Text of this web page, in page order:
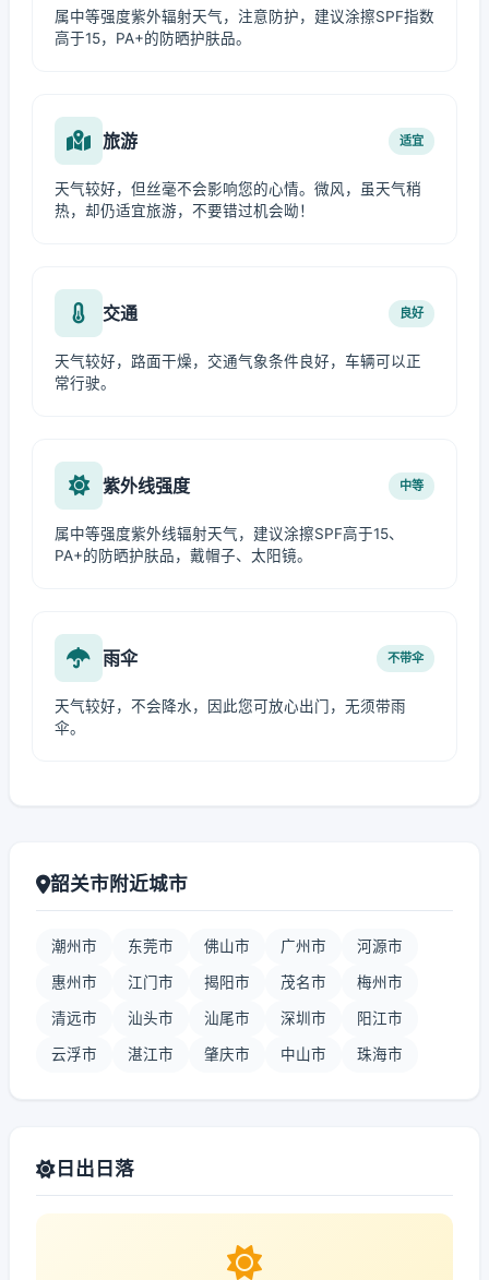
属中等强度紫外辐射天气，注意防护，建议涂擦SPF指数
高于15，PA+的防晒护肤品。
旅游 适宜
天气较好，但丝毫不会影响您的心情。微风，虽天气稍
热，却仍适宜旅游，不要错过机会呦！
交通 良好
天气较好，路面干燥，交通气象条件良好，车辆可以正
常行驶。
紫外线强度 中等
属中等强度紫外线辐射天气，建议涂擦SPF高于15、
PA+的防晒护肤品，戴帽子、太阳镜。
雨伞 不带伞
天气较好，不会降水，因此您可放心出门，无须带雨
伞。
韶关市附近城市
潮州市 东莞市 佛山市 广州市 河源市
惠州市 江门市 揭阳市 茂名市 梅州市
清远市 汕头市 汕尾市 深圳市 阳江市
云浮市 湛江市 肇庆市 中山市 珠海市
日出日落